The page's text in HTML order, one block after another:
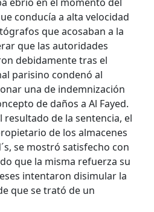
conducía a alta velocidad
que acosaban a la
que las autoridades
debidamente tras el
parisino condenó al
una de indemnización
de daños a Al Fayed.
resultado de la sentencia, el
de los almacenes
se mostró satisfecho con
que la misma refuerza su
intentaron disimular la
que se trató de un